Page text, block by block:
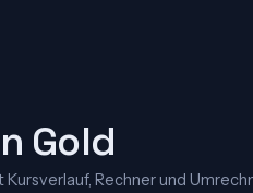
Gold
Rechner und